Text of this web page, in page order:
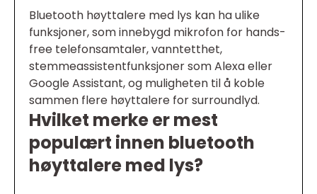
Bluetooth høyttalere med lys kan ha ulike
funksjoner, som innebygd mikrofon for hands-
free telefonsamtaler, vanntetthet,
stemmeassistentfunksjoner som Alexa eller
Google Assistant, og muligheten til å koble
sammen flere høyttalere for surroundlyd.
Hvilket merke er mest
populært innen bluetooth
høyttalere med lys?